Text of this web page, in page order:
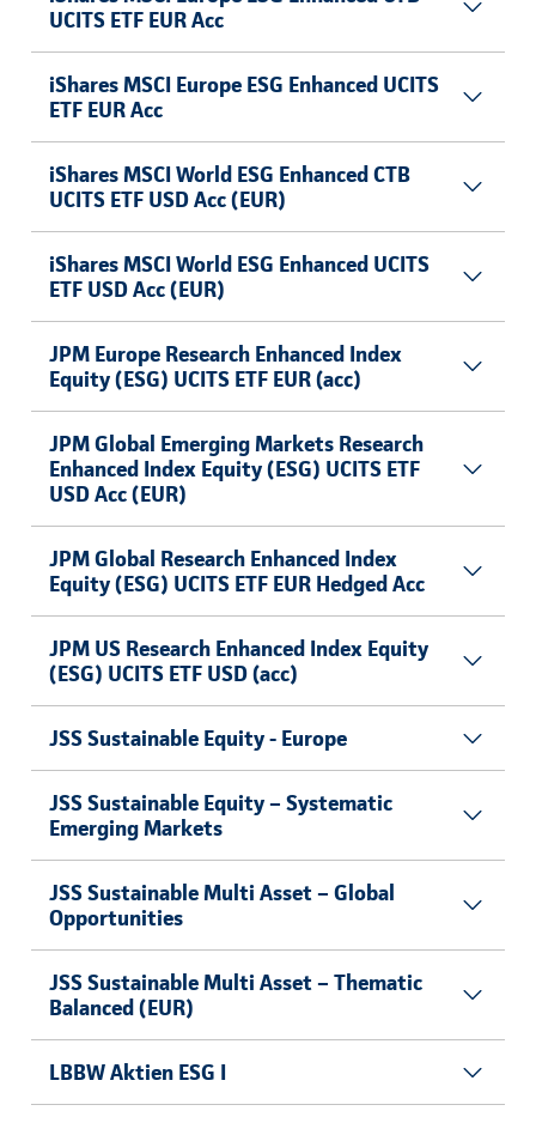
UCITS ETF EUR Acc
iShares MSCI Europe ESG Enhanced UCITS
ETF EUR Acc
iShares MSCI World ESG Enhanced CTB
UCITS ETF USD Acc (EUR)
iShares MSCI World ESG Enhanced UCITS
ETF USD Acc (EUR)
JPM Europe Research Enhanced Index
Equity (ESG) UCITS ETF EUR (acc)
JPM Global Emerging Markets Research
Enhanced Index Equity (ESG) UCITS ETF
USD Acc (EUR)
JPM Global Research Enhanced Index
Equity (ESG) UCITS ETF EUR Hedged Acc
JPM US Research Enhanced Index Equity
(ESG) UCITS ETF USD (acc)
JSS Sustainable Equity - Europe
JSS Sustainable Equity – Systematic
Emerging Markets
JSS Sustainable Multi Asset – Global
Opportunities
JSS Sustainable Multi Asset – Thematic
Balanced (EUR)
LBBW Aktien ESG I